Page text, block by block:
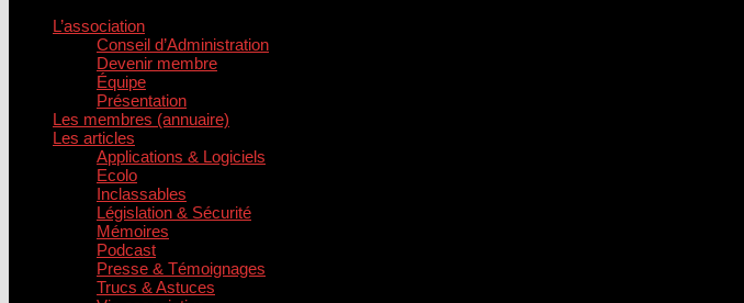
L’association
Conseil d’Administration
Devenir membre
Équipe
Présentation
Les membres (annuaire)
Les articles
Applications & Logiciels
Ecolo
Inclassables
Législation & Sécurité
Mémoires
Podcast
Presse & Témoignages
Trucs & Astuces